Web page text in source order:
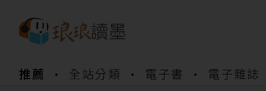
推薦 全站分類 電子書 電子雜誌
【公告】琅琅書店服務升級重要說明及